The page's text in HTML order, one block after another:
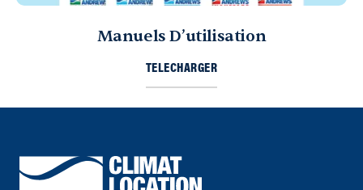
Manuels D’utilisation
TELECHARGER